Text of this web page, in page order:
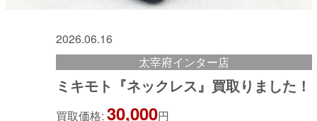
2026.06.16
太宰府インター店
ミキモト『ネックレス』買取りました！
買取価格: 30,000円